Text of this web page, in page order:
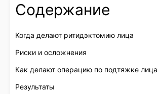
Содержание
Когда делают ритидэктомию лица
Риски и осложнения
Как делают операцию по подтяжке лица
Результаты